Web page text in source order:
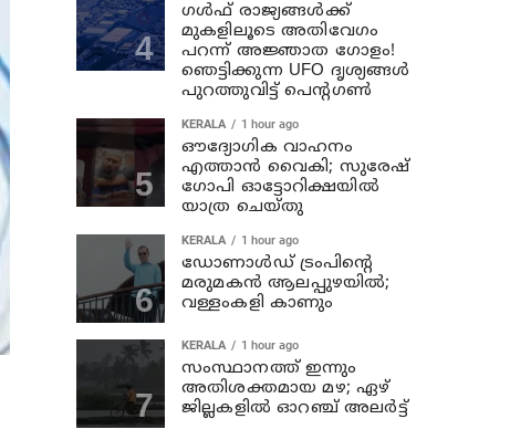
ഗൾഫ് രാജ്യങ്ങൾക്ക്
മുകളിലൂടെ അതിവേഗം
പറന്ന് അജ്ഞാത ഗോളം!
ഞെട്ടിക്കുന്ന UFO ദൃശ്യങ്ങൾ
പുറത്തുവിട്ട് പെന്റഗൺ
KERALA 1 hour ago
ഔദ്യോഗിക വാഹനം
എത്താന്‍ വൈകി; സുരേഷ്
ഗോപി ഓട്ടോറിക്ഷയില്‍
യാത്ര ചെയ്തു
KERALA 1 hour ago
ഡോണാള്‍ഡ് ട്രംപിന്റെ
മരുമകന്‍ ആലപ്പുഴയിൽ;
വള്ളംകളി കാണും
KERALA 1 hour ago
സംസ്ഥാനത്ത് ഇന്നും
അതിശക്തമായ മഴ; ഏഴ്
ജില്ലകളില്‍ ഓറഞ്ച് അലര്‍ട്ട്